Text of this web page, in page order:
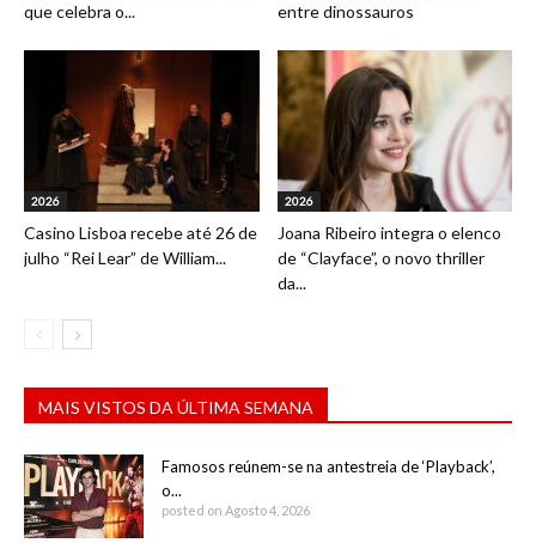
que celebra o...
entre dinossauros
2026
Casino Lisboa recebe até 26 de
julho “Rei Lear” de William...
2026
Joana Ribeiro integra o elenco
de “Clayface”, o novo thriller
da...
MAIS VISTOS DA ÚLTIMA SEMANA
Famosos reúnem-se na antestreia de ‘Playback’,
o...
posted on Agosto 4, 2026